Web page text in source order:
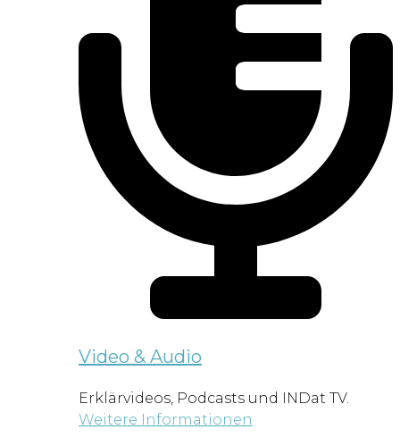
Video & Audio
Erklärvideos, Podcasts und INDat TV.
Weitere Informationen